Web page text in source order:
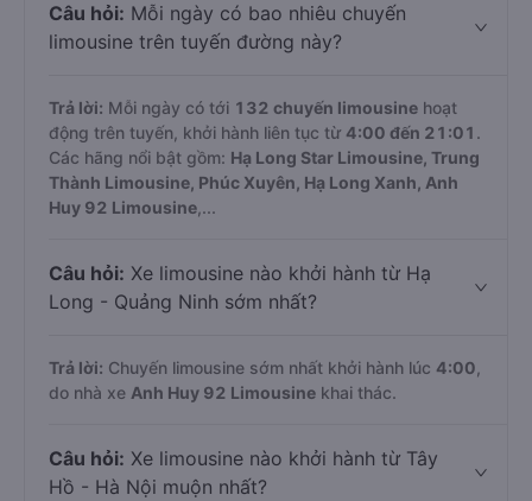
Câu hỏi: Mỗi ngày có bao nhiêu chuyến
limousine trên tuyến đường này?
Trả lời: Mỗi ngày có tới 132 chuyến limousine hoạt
động trên tuyến, khởi hành liên tục từ 4:00 đến 21:01 .
Các hãng nổi bật gồm: Hạ Long Star Limousine, Trung
Thành Limousine, Phúc Xuyên, Hạ Long Xanh, Anh
Huy 92 Limousine ,...
Câu hỏi: Xe limousine nào khởi hành từ Hạ
Long - Quảng Ninh sớm nhất?
Trả lời: Chuyến limousine sớm nhất khởi hành lúc 4:00
do nhà xe Anh Huy 92 Limousine khai thác.
Câu hỏi: Xe limousine nào khởi hành từ Tây
Hồ - Hà Nội muộn nhất?